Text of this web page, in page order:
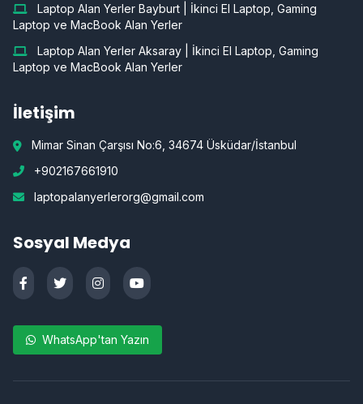
Laptop Alan Yerler Bayburt | İkinci El Laptop, Gaming
Laptop ve MacBook Alan Yerler
Laptop Alan Yerler Aksaray | İkinci El Laptop, Gaming
Laptop ve MacBook Alan Yerler
İletişim
Mimar Sinan Çarşısı No:6, 34674 Üsküdar/İstanbul
+902167661910
laptopalanyerlerorg@gmail.com
Sosyal Medya
WhatsApp'tan Yazın